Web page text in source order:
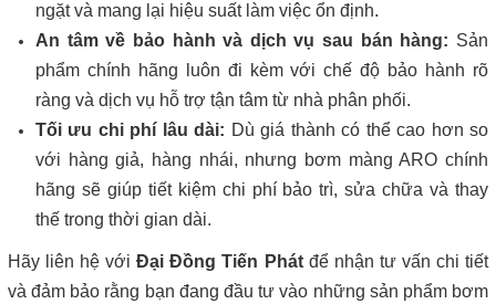
ngặt và mang lại hiệu suất làm việc ổn định.
An tâm về bảo hành và dịch vụ sau bán hàng: Sản
phẩm chính hãng luôn đi kèm với chế độ bảo hành rõ
ràng và dịch vụ hỗ trợ tận tâm từ nhà phân phối.
Tối ưu chi phí lâu dài: Dù giá thành có thể cao hơn so
với hàng giả, hàng nhái, nhưng bơm màng ARO chính
hãng sẽ giúp tiết kiệm chi phí bảo trì, sửa chữa và thay
thế trong thời gian dài.
Hãy liên hệ vớiĐại Đồng Tiến Phátđể nhận tư vấn chi tiết
và đảm bảo rằng bạn đang đầu tư vào những sản phẩm bơm